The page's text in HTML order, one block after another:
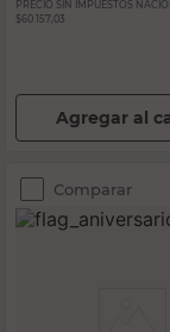
PRECIO SIN IMPUESTOS
$60.157,03
Agregar al
Comparar